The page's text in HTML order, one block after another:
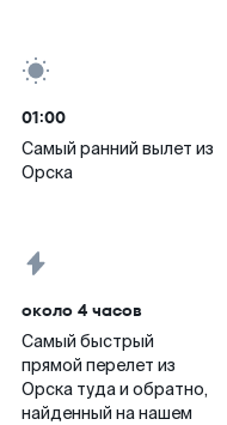
01:00
Самый ранний вылет из
Орска
около 4 часов
Самый быстрый
прямой перелет из
Орска туда и обратно,
найденный на нашем